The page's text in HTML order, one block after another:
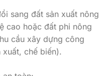
sang đất sản xuất nông
cao hoặc đất phi nông
cầu xây dựng công
xuất, chế biến).